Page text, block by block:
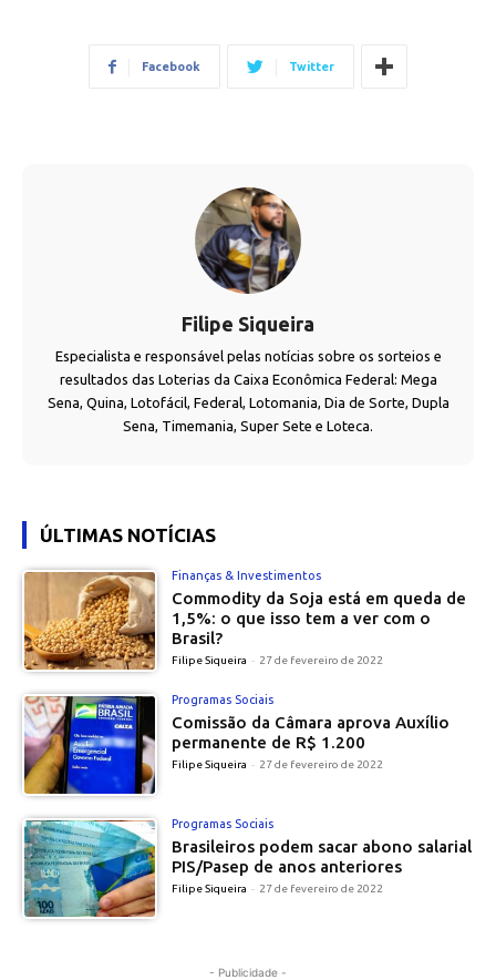
Facebook Twitter
Filipe Siqueira
Especialista e responsável pelas notícias sobre os sorteios e
resultados das Loterias da Caixa Econômica Federal: Mega
Sena, Quina, Lotofácil, Federal, Lotomania, Dia de Sorte, Dupla
Sena, Timemania, Super Sete e Loteca.
ÚLTIMAS NOTÍCIAS
Finanças & Investimentos
Commodity da Soja está em queda de
1,5%: o que isso tem a ver com o
Brasil?
Filipe Siqueira - 27 de fevereiro de 2022
Programas Sociais
Comissão da Câmara aprova Auxílio
permanente de R$ 1.200
Filipe Siqueira - 27 de fevereiro de 2022
Programas Sociais
Brasileiros podem sacar abono salarial
PIS/Pasep de anos anteriores
Filipe Siqueira - 27 de fevereiro de 2022
- Publicidade -